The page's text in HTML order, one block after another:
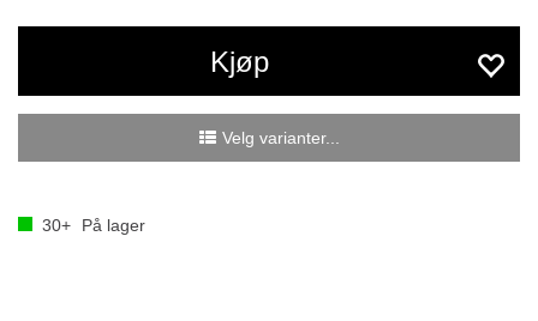
Kjøp
Velg varianter...
30+ På lager